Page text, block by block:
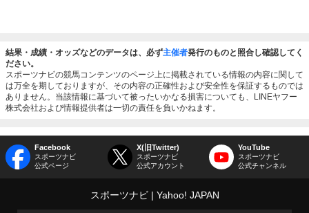
結果・成績・オッズなどのデータは、必ず主催者発行のものと照合し確認してく
ださい。
スポーツナビの競馬コンテンツのページ上に掲載されている情報の内容に関して
は万全を期しておりますが、その内容の正確性および安全性を保証するものでは
ありません。当該情報に基づいて被ったいかなる損害についても、LINEヤフー
株式会社および情報提供者は一切の責任を負いかねます。
Facebook
スポーツナビ
公式ページ
X(旧Twitter)
スポーツナビ
公式アカウント
YouTube
スポーツナビ
公式チャンネル
スポーツナビ Yahoo! JAPAN